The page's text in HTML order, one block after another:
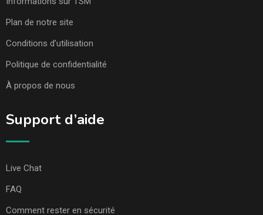
Plan de notre site
Conditions d’utilisation
Politique de confidentialité
À propos de nous
Support d’aide
Live Chat
FAQ
Comment rester en sécurité